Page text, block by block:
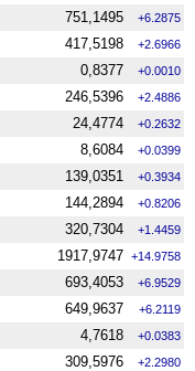
751,1495 +6.2875
417,5198 +2.6966
0,8377 +0.0010
246,5396 +2.4886
24,4774 +0.2632
8,6084 +0.0399
139,0351 +0.3934
144,2894 +0.8206
320,7304 +1.4459
1917,9747 +14.9758
693,4053 +6.9529
649,9637 +6.2119
4,7618 +0.0383
309,5976 +2.2980